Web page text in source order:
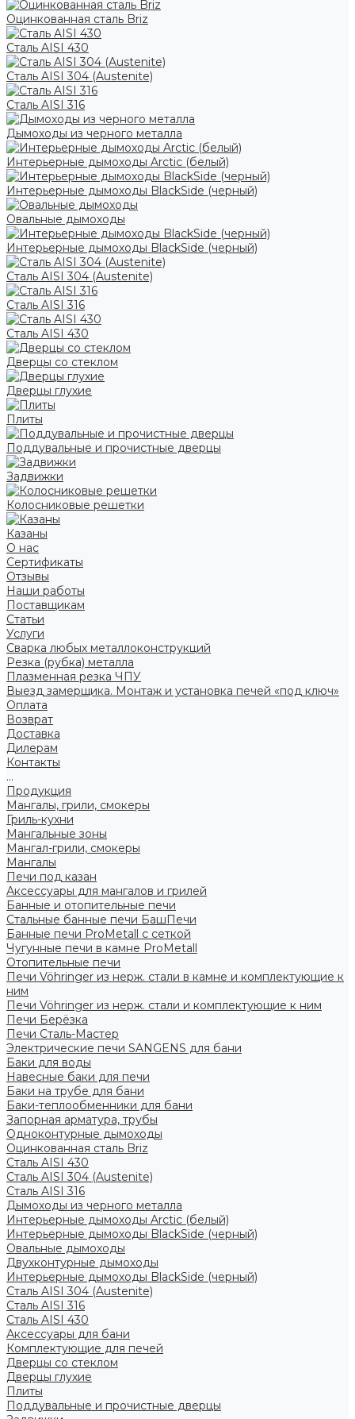
Оцинкованная сталь Briz
Сталь AISI 430
Сталь AISI 304 (Austenite)
Сталь AISI 316
Дымоходы из черного металла
Интерьерные дымоходы Arctic (белый)
Интерьерные дымоходы BlackSide (черный)
Овальные дымоходы
Интерьерные дымоходы BlackSide (черный)
Сталь AISI 304 (Austenite)
Сталь AISI 316
Сталь AISI 430
Дверцы со стеклом
Дверцы глухие
Плиты
Поддувальные и прочистные дверцы
Задвижки
Колосниковые решетки
Казаны
О нас
Сертификаты
Отзывы
Наши работы
Поставщикам
Статьи
Услуги
Сварка любых металлоконструкций
Резка (рубка) металла
Плазменная резка ЧПУ
Выезд замерщика. Монтаж и установка печей «под ключ»
Оплата
Возврат
Доставка
Дилерам
Контакты
...
Продукция
Мангалы, грили, смокеры
Гриль-кухни
Мангальные зоны
Мангал-грили, смокеры
Мангалы
Печи под казан
Аксессуары для мангалов и грилей
Банные и отопительные печи
Стальные банные печи БашПечи
Банные печи ProMetall с сеткой
Чугунные печи в камне ProMetall
Отопительные печи
Печи Vöhringer из нерж. стали в камне и комплектующие к
ним
Печи Vöhringer из нерж. стали и комплектующие к ним
Печи Берёзка
Печи Сталь-Мастер
Электрические печи SANGENS для бани
Баки для воды
Навесные баки для печи
Баки на трубе для бани
Баки-теплообменники для бани
Запорная арматура, трубы
Одноконтурные дымоходы
Оцинкованная сталь Briz
Сталь AISI 430
Сталь AISI 304 (Austenite)
Сталь AISI 316
Дымоходы из черного металла
Интерьерные дымоходы Arctic (белый)
Интерьерные дымоходы BlackSide (черный)
Овальные дымоходы
Двухконтурные дымоходы
Интерьерные дымоходы BlackSide (черный)
Сталь AISI 304 (Austenite)
Сталь AISI 316
Сталь AISI 430
Аксессуары для бани
Комплектующие для печей
Дверцы со стеклом
Дверцы глухие
Плиты
Поддувальные и прочистные дверцы